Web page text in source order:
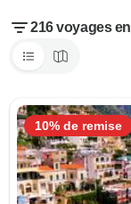
216 voyages
10% de remise